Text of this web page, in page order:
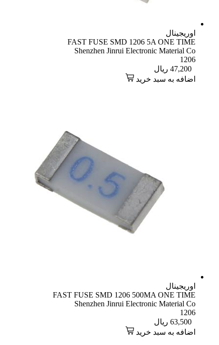
اوریجینال
FAST FUSE SMD 1206 5A ONE TIME
Shenzhen Jinrui Electronic Material Co
1206
47,200 ریال
اضافه به سبد خرید
اوریجینال
FAST FUSE SMD 1206 500MA ONE TIME
Shenzhen Jinrui Electronic Material Co
1206
63,500 ریال
اضافه به سبد خرید